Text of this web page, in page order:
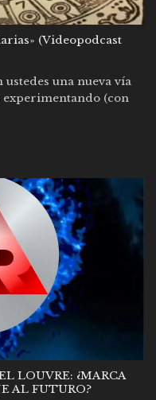
(Videopodcast
una nueva vía
experimentando (con
LOUVRE: ¿MARCA
AL FUTURO?